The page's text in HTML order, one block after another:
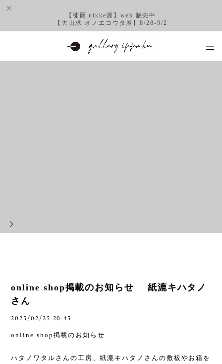
【徒爾 nikke展】web 販売中
【大山求 オノエコウタ展】8/28-9/2
online shop掲載のお知らせ 紙漉キハタノ
さん
2025/02/25 20:45
online shop 掲載のお知らせ
ハタノワタルさんの工房、紙漉キハタノさんの敷板やお箱を